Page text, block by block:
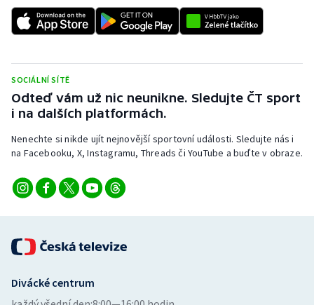
Short track
Stolní tenis
Triatlon
Veslování
Vodní slalom
Volejbal
Ostatní
SOCIÁLNÍ SÍTĚ
Odteď vám už nic neunikne. Sledujte ČT sport
i na dalších platformách.
Nenechte si nikde ujít nejnovější sportovní události. Sledujte nás i
na Facebooku, X, Instagramu, Threads či YouTube a buďte v obraze.
Divácké centrum